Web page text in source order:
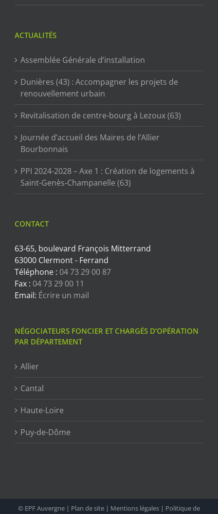
ACTUALITÉS
Assemblée Générale d’installation
Dunières (43) : Accompagner les projets de
renouvellement urbain
Revitalisation de centre-bourg à Lezoux (63)
Journée d’accueil des Maires de l’Allier
Bourbonnais
PPI 2024-2028 – Axe 1 : Création de logements à
Saint-Genès-Champanelle (63)
CONTACT
63-65, boulevard François Mitterrand
63000 Clermont - Ferrand
Téléphone : 04 73 29 00 87
Fax : 04 73 29 00 11
Email: Écrire un mail
NÉGOCIATEURS FONCIER ET CHARGÉS D’OPÉRATION
PAR DÉPARTEMENT
Allier
Cantal
Haute-Loire
Puy-de-Dôme
© EPF Auvergne | Plan de site | Mentions légales | Politique de